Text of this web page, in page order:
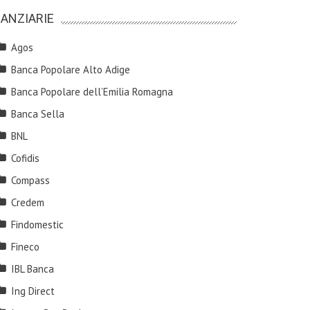
Agos
Banca Popolare Alto Adige
Banca Popolare dell’Emilia Romagna
Banca Sella
BNL
Cofidis
Compass
Credem
Findomestic
Fineco
IBL Banca
Ing Direct